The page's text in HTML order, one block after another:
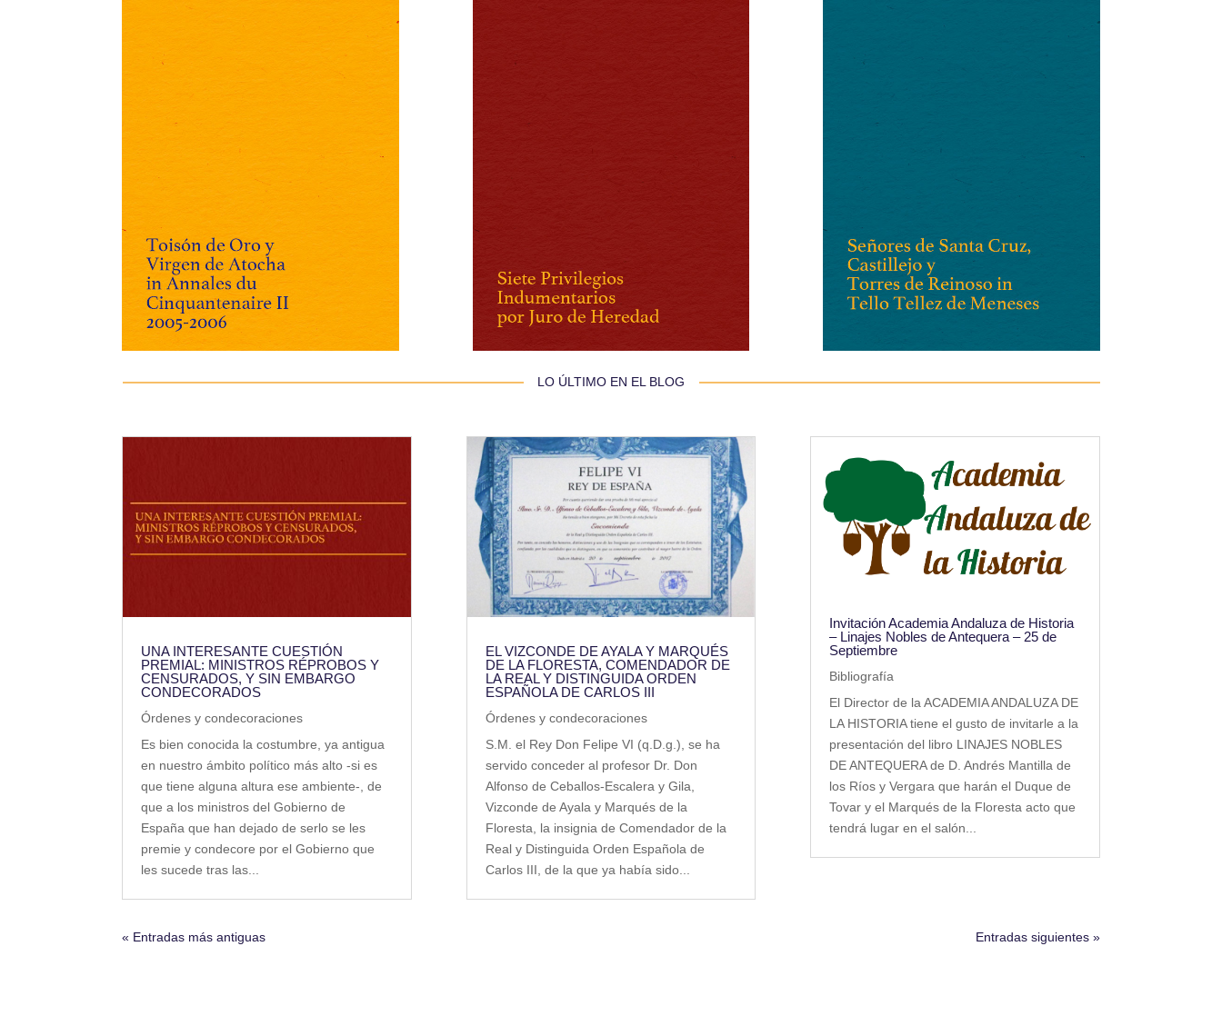
LO ÚLTIMO EN EL BLOG
UNA INTERESANTE CUESTIÓN
PREMIAL: MINISTROS RÉPROBOS Y
CENSURADOS, Y SIN EMBARGO
CONDECORADOS
Órdenes y condecoraciones
Es bien conocida la costumbre, ya antigua
en nuestro ámbito político más alto -si es
que tiene alguna altura ese ambiente-, de
que a los ministros del Gobierno de
España que han dejado de serlo se les
premie y condecore por el Gobierno que
les sucede tras las...
EL VIZCONDE DE AYALA Y MARQUÉS
DE LA FLORESTA, COMENDADOR DE
LA REAL Y DISTINGUIDA ORDEN
ESPAÑOLA DE CARLOS III
Órdenes y condecoraciones
S.M. el Rey Don Felipe VI (q.D.g.), se ha
servido conceder al profesor Dr. Don
Alfonso de Ceballos-Escalera y Gila,
Vizconde de Ayala y Marqués de la
Floresta, la insignia de Comendador de la
Real y Distinguida Orden Española de
Carlos III, de la que ya había sido...
Invitación Academia Andaluza de Historia
– Linajes Nobles de Antequera – 25 de
Septiembre
Bibliografía
El Director de la ACADEMIA ANDALUZA DE
LA HISTORIA tiene el gusto de invitarle a la
presentación del libro LINAJES NOBLES
DE ANTEQUERA de D. Andrés Mantilla de
los Ríos y Vergara que harán el Duque de
Tovar y el Marqués de la Floresta acto que
tendrá lugar en el salón...
« Entradas más antiguas Entradas siguientes »